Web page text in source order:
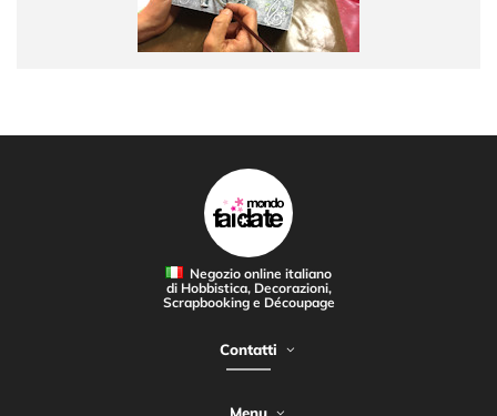
Negozio online italiano
di Hobbistica, Decorazioni,
Scrapbooking e Découpage
Contatti